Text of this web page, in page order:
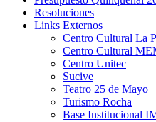
Resoluciones
Links Externos
Centro Cultural La
Centro Cultural
Centro Unitec
Sucive
Teatro 25 de Mayo
Turismo Rocha
Base Institucional